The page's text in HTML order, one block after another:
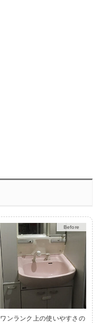
Before
After
ワンランク上の使いやすさの